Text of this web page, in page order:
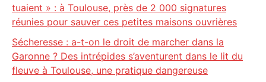
tuaient » : à Toulouse, près de 2 000 signatures
réunies pour sauver ces petites maisons ouvrières
Sécheresse : a-t-on le droit de marcher dans la
Garonne ? Des intrépides s’aventurent dans le lit du
fleuve à Toulouse, une pratique dangereuse